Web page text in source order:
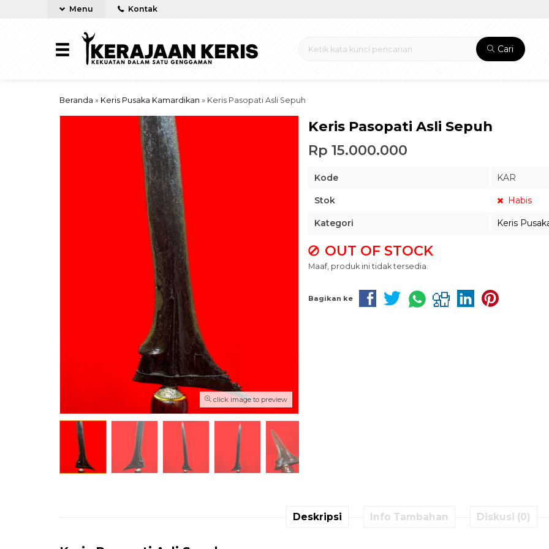
Menu Kontak
Cari
Beranda » Keris Pusaka Kamardikan » Keris Pasopati Asli Sepuh
click image to preview
Keris Pasopati Asli Sepuh
Rp 15.000.000
Kode KAR
Stok Habis
Kategori Keris
OUT OF STOCK
Maaf, produk ini tidak tersedia.
Bagikan ke
Deskripsi Info Tambahan Diskusi (0)